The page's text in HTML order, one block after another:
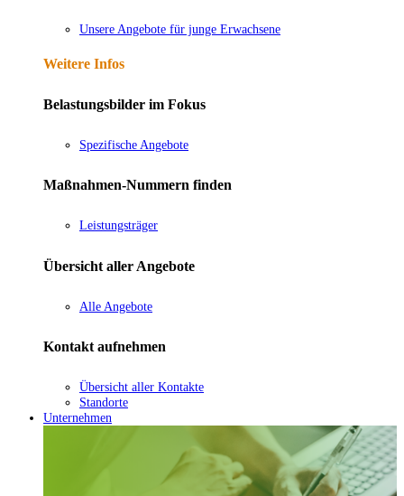
Unsere Angebote für junge Erwachsene
Weitere Infos
Belastungsbilder im Fokus
Spezifische Angebote
Maßnahmen-Nummern finden
Leistungsträger
Übersicht aller Angebote
Alle Angebote
Kontakt aufnehmen
Übersicht aller Kontakte
Standorte
Unternehmen